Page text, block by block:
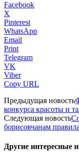
Facebook
X
Pinterest
WhatsApp
Email
Print
Telegram
VK
Viber
Copy URL
Предыдущая новость
конкурса красоты и
Следующая новость
борисовчанам
Другие интересные